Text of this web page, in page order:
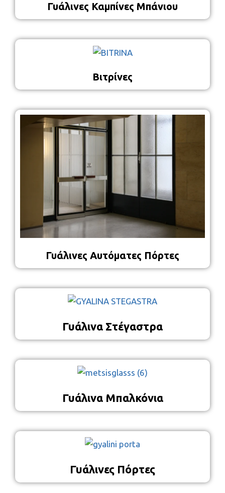
Γυάλινες Καμπίνες Μπάνιου
Βιτρίνες
Γυάλινες Αυτόματες Πόρτες
Γυάλινα Στέγαστρα
Γυάλινα Μπαλκόνια
Γυάλινες Πόρτες